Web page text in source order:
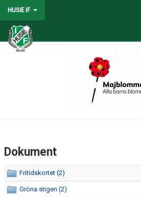
HUSIE IF
HEM
Dokument
Fritidskortet (2)
Gröna stigen (2)